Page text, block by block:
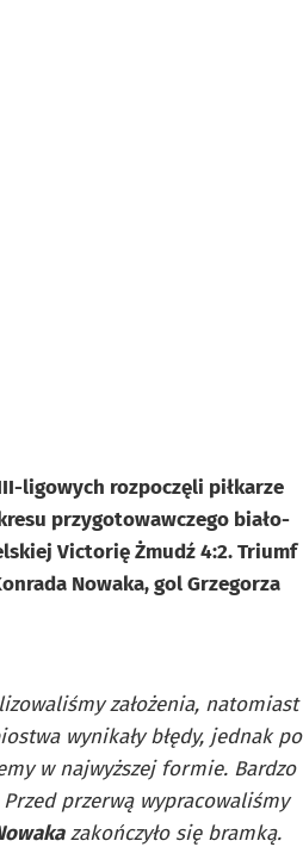
ligowych rozpoczęli piłkarze
przygotowawczego biało-
Victorię Żmudź 4:2. Triumf
Nowaka, gol Grzegorza
założenia, natomiast
wynikały błędy, jednak po
w najwyższej formie. Bardzo
przerwą wypracowaliśmy
zakończyło się bramką.